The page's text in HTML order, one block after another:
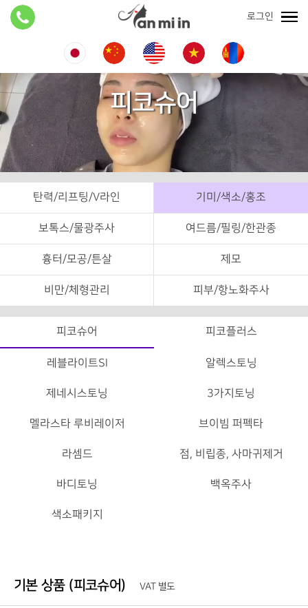
로그인
피코슈어
탄력/리프팅/V라인 기미/색소/홍조
보톡스/물광주사 여드름/필링/한관종
흉터/모공/튼살 제모
비만/체형관리 피부/항노화주사
피코슈어 피코플러스
레블라이트SI 알렉스토닝
제네시스토닝 3가지토닝
멜라스타 루비레이저 브이빔 퍼펙타
라셈드 점, 비립종, 사마귀제거
바디토닝 백옥주사
색소패키지
기본 상품 (피코슈어) VAT 별도